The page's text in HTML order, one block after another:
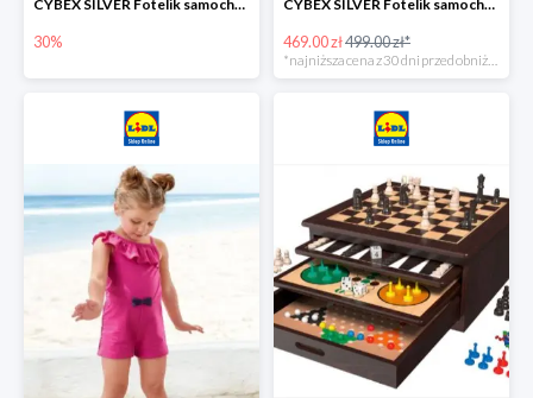
CYBEX SILVER Fotelik samochodowy -30%
30%
CYBEX SILVER Fotelik samochodowy + dostawa gratis!
469.00 zł499.00 zł*
*najniższa cena z 30 dni przed obniżką